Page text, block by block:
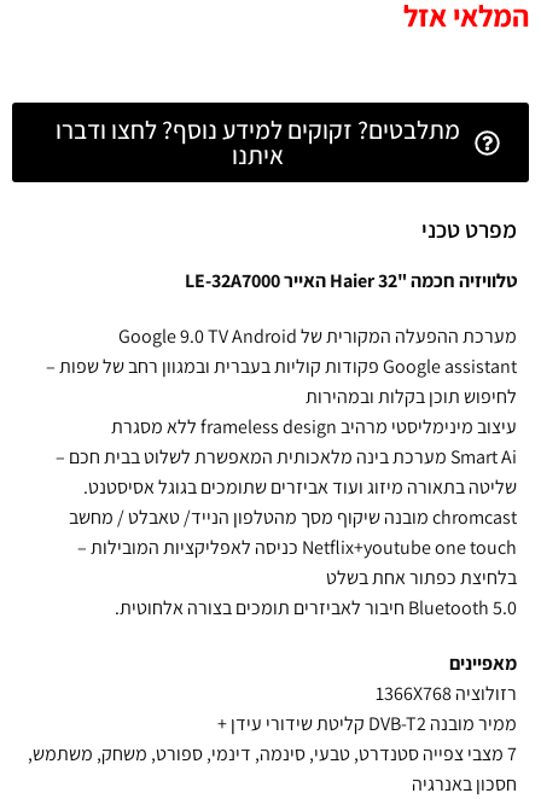
המלאי אזל
מתלבטים? זקוקים למידע נוסף? לחצו ודברו
איתנו
מפרט טכני
טלוויזיה חכמה "32 Haier האייר LE-32A7000
מערכת ההפעלה המקורית של Google 9.0 TV Android
Google assistant פקודות קוליות בעברית ובמגוון רחב של שפות –
לחיפוש תוכן בקלות ובמהירות
עיצוב מינימליסטי מרהיב frameless design ללא מסגרת
Smart Ai מערכת בינה מלאכותית המאפשרת לשלוט בבית חכם –
שליטה בתאורה מיזוג ועוד אביזרים שתומכים בגוגל אסיסטנט.
chromcast מובנה שיקוף מסך מהטלפון הנייד/ טאבלט / מחשב
Netflix+youtube one touch כניסה לאפליקציות המובילות –
בלחיצת כפתור אחת בשלט
Bluetooth 5.0 חיבור לאביזרים תומכים בצורה אלחוטית.
מאפיינים
רזולוציה 1366X768
ממיר מובנה DVB-T2 קליטת שידורי עידן +
7 מצבי צפייה סטנדרט, טבעי, סינמה, דינמי, ספורט, משחק, משתמש,
חסכון באנרגיה